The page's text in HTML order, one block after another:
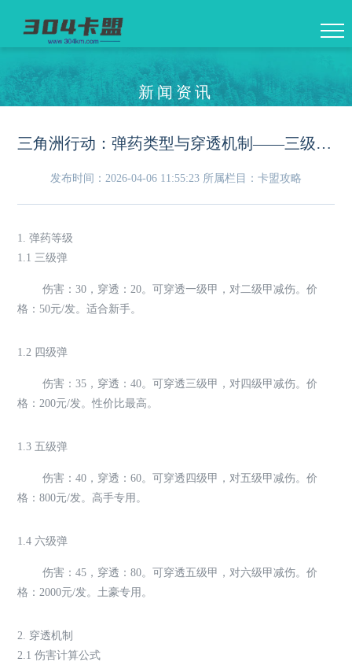
新闻资讯
三角洲行动：弹药类型与穿透机制——三级弹到六级弹伤害实测
发布时间：2026-04-06 11:55:23 所属栏目：卡盟攻略
1. 弹药等级
1.1 三级弹
伤害：30，穿透：20。可穿透一级甲，对二级甲减伤。价
格：50元/发。适合新手。
1.2 四级弹
伤害：35，穿透：40。可穿透三级甲，对四级甲减伤。价
格：200元/发。性价比最高。
1.3 五级弹
伤害：40，穿透：60。可穿透四级甲，对五级甲减伤。价
格：800元/发。高手专用。
1.4 六级弹
伤害：45，穿透：80。可穿透五级甲，对六级甲减伤。价
格：2000元/发。土豪专用。
2. 穿透机制
2.1 伤害计算公式